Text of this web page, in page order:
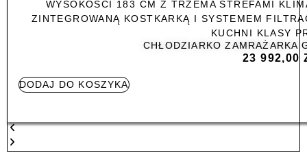
CHŁODZIARKO ZAMRAŻARKA
23 992,00
DODAJ DO KOSZYKA